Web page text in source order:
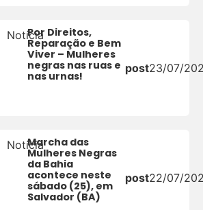
NotíciaPor Direitos,
Reparação e Bem
Viver – Mulheres
negras nas ruas e
nas urnas!
post23/07/
NotíciaMarcha das
Mulheres Negras
da Bahia
acontece neste
sábado (25), em
Salvador (BA)
post22/07/